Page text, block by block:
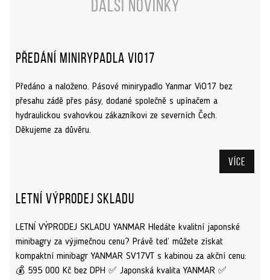
Další novinky
Předání minirypadla ViO17
Předáno a naloženo. Pásové minirypadlo Yanmar ViO17 bez
přesahu zádě přes pásy, dodané společně s upínačem a
hydraulickou svahovkou zákazníkovi ze severních Čech.
Děkujeme za důvěru.
Více
Letní výprodej skladu
LETNÍ VÝPRODEJ SKLADU YANMAR Hledáte kvalitní japonské
minibagry za výjimečnou cenu? Právě teď můžete získat
kompaktní minibagr YANMAR SV17VT s kabinou za akční cenu:
💰 595 000 Kč bez DPH ✅ Japonská kvalita YANMAR ✅